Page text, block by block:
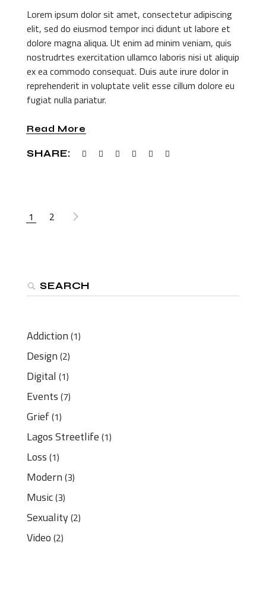
Lorem ipsum dolor sit amet, consectetur adipiscing
elit, sed do eiusmod tempor inci didunt ut labore et
dolore magna aliqua. Ut enim ad minim veniam, quis
nostrudrtes exercitation ullamco laboris nisi ut aliquip
ex ea commodo consequat. Duis aute irure dolor in
reprehenderit in voluptate velit esse cillum dolore eu
fugiat nulla pariatur.
Read More
SHARE:
1 2
Addiction (1)
Design (2)
Digital (1)
Events (7)
Grief(1)
Lagos Streetlife (1)
Loss (1)
Modern (3)
Music(3)
Sexuality(2)
Video (2)